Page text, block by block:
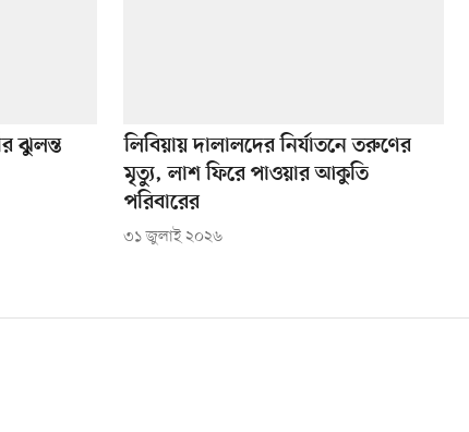
ঝুলন্ত
লিবিয়ায় দালালদের নির্যাতনে তরুণের
মৃত্যু, লাশ ফিরে পাওয়ার আকুতি
পরিবারের
৩১ জুলাই ২০২৬